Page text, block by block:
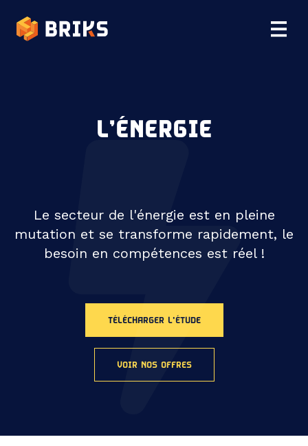
L’ÉNERGIE
Le secteur de l'énergie est en pleine
mutation et se transforme rapidement, le
besoin en compétences est réel !
TÉLÉCHARGER L'ÉTUDE
VOIR NOS OFFRES